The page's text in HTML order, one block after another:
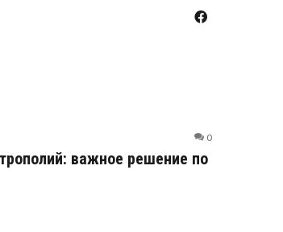
Facebook
0
важное решение по